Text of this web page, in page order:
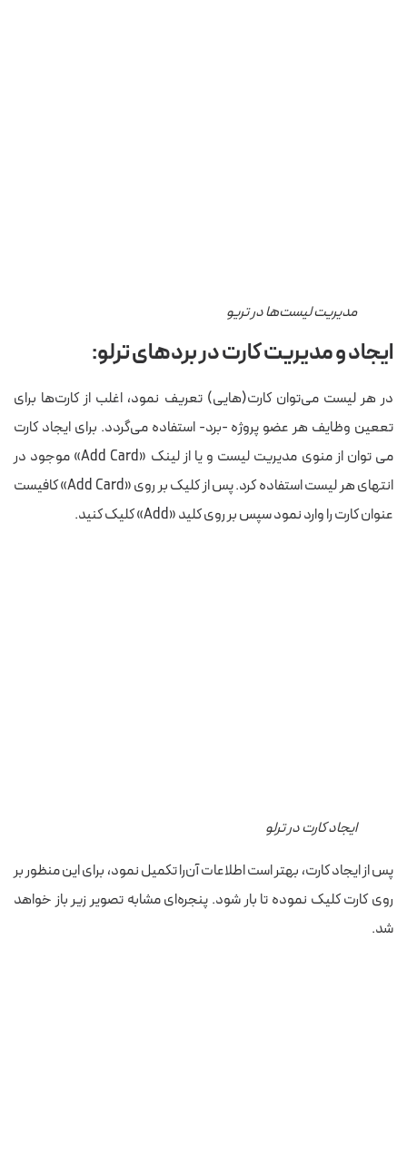
مدیریت لیست‌ها در تریو
ایجاد و مدیریت کارت در بردهای ترلو:
در هر لیست می‌توان کارت(هایی) تعریف نمود، اغلب از کارت‌ها برای
تععین وظایف هر عضو پروژه -برد- استفاده می‌گردد. برای ایجاد کارت
می توان از منوی مدیریت لیست و یا از لینک «Add Card» موجود در
انتهای هر لیست استفاده کرد. پس از کلیک بر روی «Add Card» کافیست
عنوان کارت را وارد نمود سپس بر روی کلید «Add» کلیک کنید.
ایجاد کارت در ترلو
پس از ایجاد کارت، بهتر است اطلاعات آن‌را تکمیل نمود، برای این منظور بر
روی کارت کلیک نموده تا بار شود. پنجره‌ای مشابه تصویر زیر باز خواهد
شد.